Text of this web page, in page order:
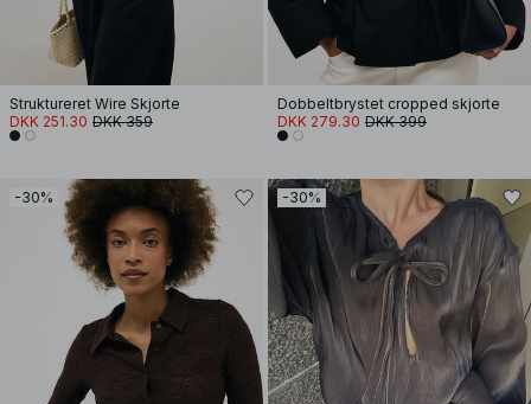
Struktureret Wire Skjorte
DKK 251.30 DKK 359
Dobbeltbrystet cropped skjorte
DKK 279.30 DKK 399
-30% -30%